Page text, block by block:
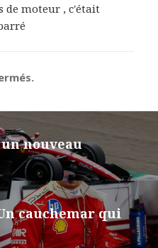
de moteur , c'était
un nouveau
cauchemar qui